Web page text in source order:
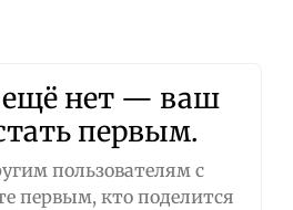
нет — ваш
первым.
пользователям с
первым, кто поделится